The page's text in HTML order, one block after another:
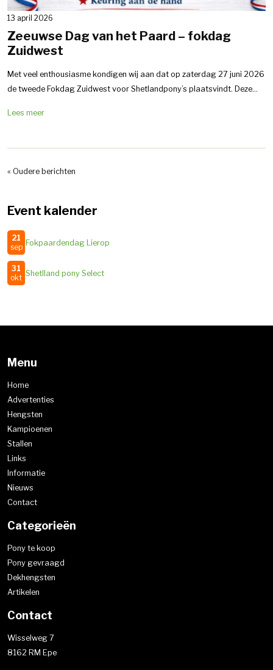
13 april 2026
Zeeuwse Dag van het Paard – fokdag
Zuidwest
Met veel enthousiasme kondigen wij aan dat op zaterdag 27 juni 2026
de tweede Fokdag Zuidwest voor Shetlandpony’s plaatsvindt. Deze...
Lees meer
« Oudere berichten
Event kalender
21
sep Fokpaardendag Lierop
31
okt Shetlland pony Select
Menu
Home
Advertenties
Hengsten
Kampioenen
Stallen
Links
Informatie
Nieuws
Contact
Categorieën
Pony te koop
Pony gevraagd
Dekhengsten
Artikelen
Contact
Wisselweg 7
8162 RM Epe